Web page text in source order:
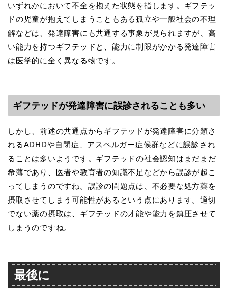
いずれかにおいて不全を抱えた状態を指します。ギフテッ
ドの児童が抱えてしまうこともある孤立や一般社会の不理
解などは、発達障害にも共通する事象が見られますが、高
い能力を持つギフテッドと、能力に制限がかかる発達障害
は医学的に全く異なる物です。
ギフテッドが発達障害に誤診されることも多い
しかし、前述の共通点からギフテッドが発達障害に分類さ
れるADHDや自閉症、アスペルガー症候群などに誤診され
ることは多いようです。ギフテッドの社会認知はまだまだ
希薄であり、医者や教育者の知識不足などから誤診が起こ
ってしまうのですね。誤診の問題点は、不必要な処方薬を
摂取させてしまう可能性があるという点にあります。適切
でない薬の摂取は、ギフテッドの才能や能力を鎮圧させて
しまうのですね。
最後に